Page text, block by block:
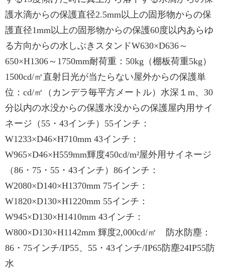
護水滴からの保護直径2.5mm以上の固形物からの保
護直径1mm以上の固形物からの保護60度以内あらゆ
る方向からの水しぶきスタンドW630×D636～
650×H1306～1750mm耐荷重：50kg（棚板荷重5kg）
1500cd/㎡直射日光が当たらない屋外からの保護単
位：cd/㎡（カンデラ毎平方メートル）水深１m、30
分以内の水没からの保護水没からの保護屋内用サイ
ネージ（55・43インチ）55インチ：
W1233×D46×H710mm 43インチ：
W965×D46×H559mm輝度450cd/m²屋外用サイネージ
（86・75・55・43インチ）86インチ：
W2080×D140×H1370mm 75インチ：
W1820×D130×H1220mm 55インチ：
W945×D130×H1410mm 43インチ：
W800×D130×H1142mm 輝度2,000cd/㎡ 防水防塵：
86・75インチ/IP55、55・43インチ/IP65防塵24IP55防
水